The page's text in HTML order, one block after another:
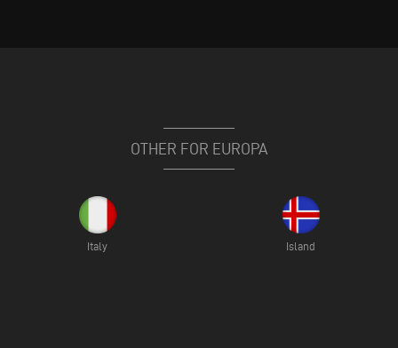
OTHER FOR EUROPA
Italy Island